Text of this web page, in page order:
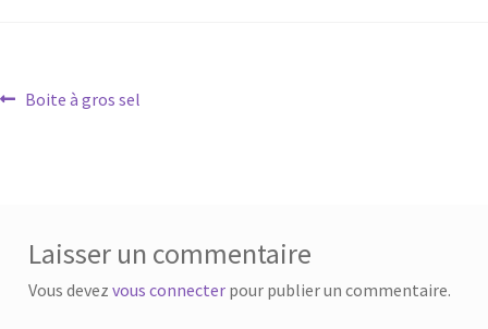
Boite à gros sel
Laisser un commentaire
Vous devez vous connecterpour publier un commentaire.